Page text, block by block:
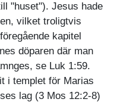
"huset"). Jesus hade
vilket troligtvis
kapitel
döparen där man
se Luk 1:59.
i templet för Marias
lag (3 Mos 12:2-8)